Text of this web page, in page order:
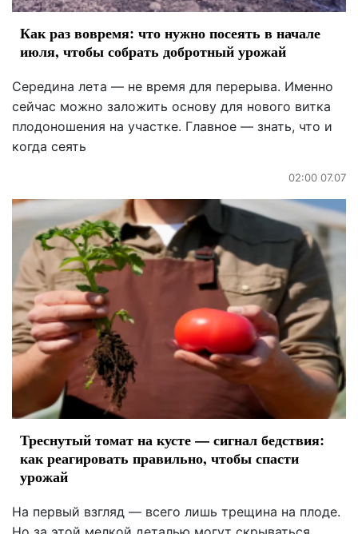
Как раз вовремя: что нужно посеять в начале
июля, чтобы собрать добротный урожай
Середина лета — не время для перерыва. Именно
сейчас можно заложить основу для нового витка
плодоношения на участке. Главное — знать, что и
когда сеять
02:00 07.07
Треснутый томат на кусте — сигнал бедствия:
как реагировать правильно, чтобы спасти
урожай
На первый взгляд — всего лишь трещина на плоде.